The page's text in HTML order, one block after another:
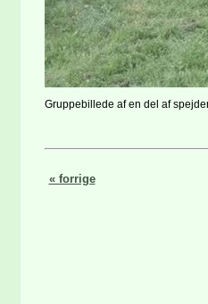
Gruppebillede af en del af
« forrige